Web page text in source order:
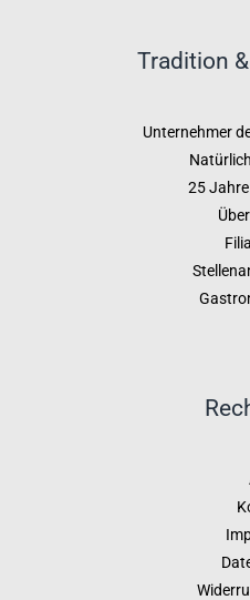
Tradition
Unternehmer
25